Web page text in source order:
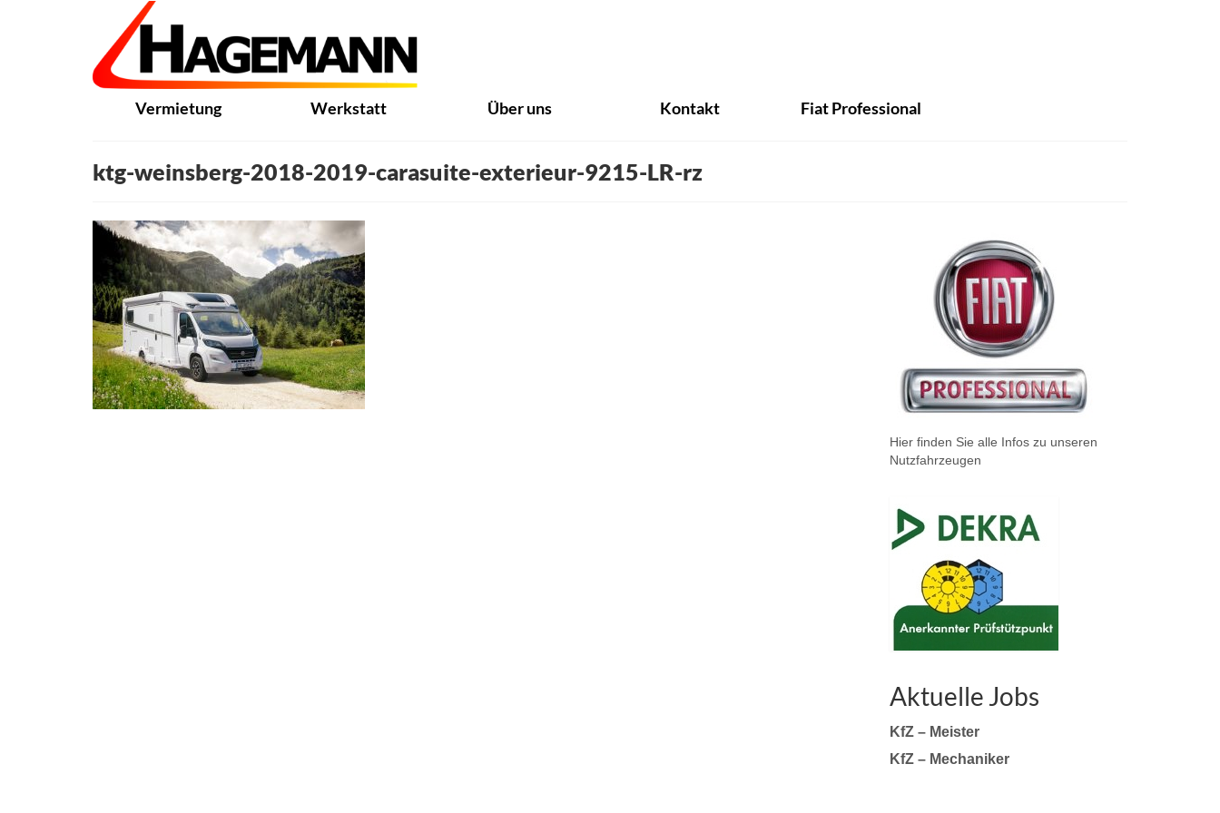
Vermietung Werkstatt Über uns Kontakt Fiat Professional
ktg-weinsberg-2018-2019-carasuite-exterieur-9215-LR-rz
Hier finden Sie alle Infos zu unseren
Nutzfahrzeugen
Aktuelle Jobs
KfZ – Meister
KfZ – Mechaniker